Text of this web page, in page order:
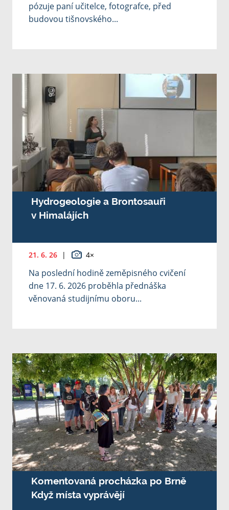
pózuje paní učitelce, fotografce, před
budovou tišnovského...
Hydrogeologie a Brontosauři
v Himalájích
21. 6. 26 | 4×
Na poslední hodině zeměpisného cvičení
dne 17. 6. 2026 proběhla přednáška
věnovaná studijnímu oboru...
Komentovaná procházka po Brně
Když místa vyprávějí